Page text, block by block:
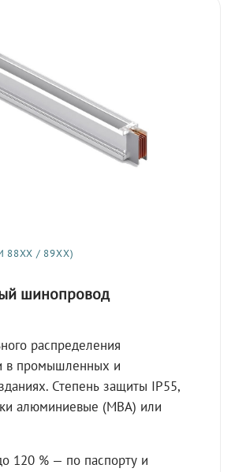
/ 89XX)
шинопровод
распределения
в промышленных и
Степень защиты IP55,
алюминиевые (МВА) или
120 % — по паспорту и